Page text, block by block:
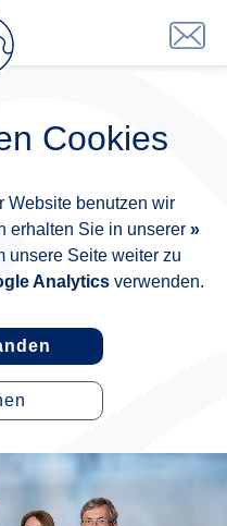
Cookies
Website benutzen wir
erhalten Sie in unserer
unsere Seite weiter zu
Analyticsverwenden.